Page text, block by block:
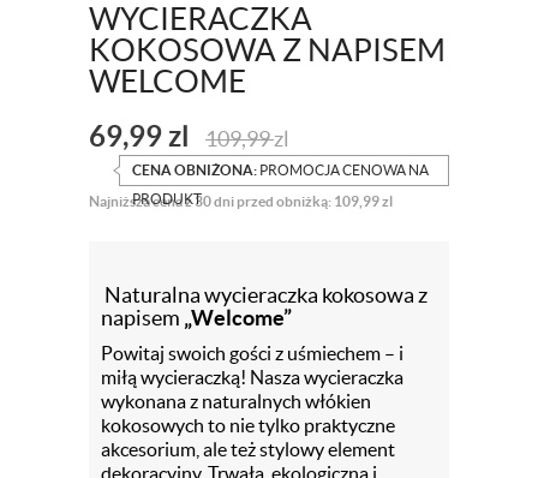
WYCIERACZKA
KOKOSOWA Z NAPISEM
WELCOME
69,99zl 109,99zl
CENA OBNIŻONA: PROMOCJA CENOWA NA
PRODUKT
Najniższa cena z 30 dni przed obniżką: 109,99 zl
Naturalna wycieraczka kokosowa z
napisem „Welcome”
Powitaj swoich gości z uśmiechem – i
miłą wycieraczką! Nasza wycieraczka
wykonana z naturalnych włókien
kokosowych to nie tylko praktyczne
akcesorium, ale też stylowy element
dekoracyjny. Trwała, ekologiczna i